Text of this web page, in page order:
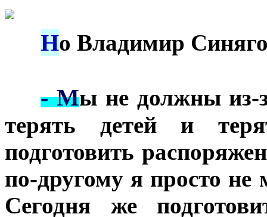
Но Владимир
- Мы не должны из-
терять детей и
подготовить
по-другому я просто
Сегодня же